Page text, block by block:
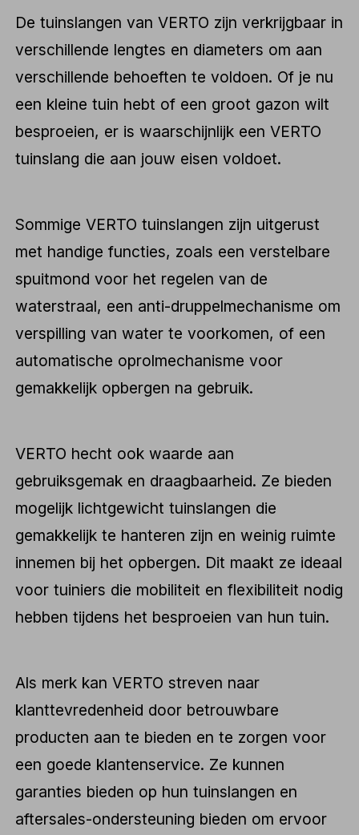
De tuinslangen van VERTO zijn verkrijgbaar in
verschillende lengtes en diameters om aan
verschillende behoeften te voldoen. Of je nu
een kleine tuin hebt of een groot gazon wilt
besproeien, er is waarschijnlijk een VERTO
tuinslang die aan jouw eisen voldoet.
Sommige VERTO tuinslangen zijn uitgerust
met handige functies, zoals een verstelbare
spuitmond voor het regelen van de
waterstraal, een anti-druppelmechanisme om
verspilling van water te voorkomen, of een
automatische oprolmechanisme voor
gemakkelijk opbergen na gebruik.
VERTO hecht ook waarde aan
gebruiksgemak en draagbaarheid. Ze bieden
mogelijk lichtgewicht tuinslangen die
gemakkelijk te hanteren zijn en weinig ruimte
innemen bij het opbergen. Dit maakt ze ideaal
voor tuiniers die mobiliteit en flexibiliteit nodig
hebben tijdens het besproeien van hun tuin.
Als merk kan VERTO streven naar
klanttevredenheid door betrouwbare
producten aan te bieden en te zorgen voor
een goede klantenservice. Ze kunnen
garanties bieden op hun tuinslangen en
aftersales-ondersteuning bieden om ervoor